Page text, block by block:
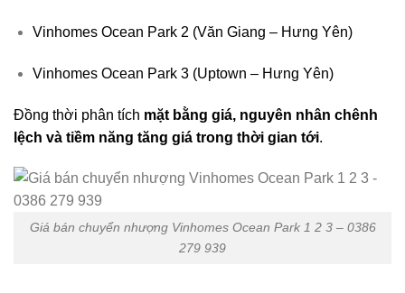
Vinhomes Ocean Park 2 (Văn Giang – Hưng Yên)
Vinhomes Ocean Park 3 (Uptown – Hưng Yên)
Đồng thời phân tích mặt bằng giá, nguyên nhân chênh
lệch và tiềm năng tăng giá trong thời gian tới.
Giá bán chuyển nhượng Vinhomes Ocean Park 1 2 3 – 0386
279 939